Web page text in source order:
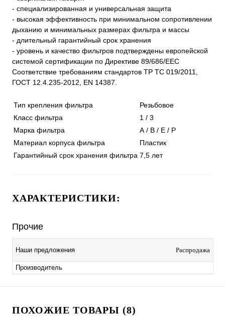
- специализированная и универсальная защита
- высокая эффективность при минимальном сопротивлении
дыханию и минимальных размерах фильтра и массы
- длительный гарантийный срок хранения
- уровень и качество фильтров подтверждены европейской
системой сертификации по Директиве 89/686/ЕЕС
Соответствие требованиям стандартов ТР ТС 019/2011,
ГОСТ 12.4.235-2012, EN 14387.
Тип крепления фильтра
Резьбовое
Класс фильтра
1 / 3
Марка фильтра
A / B / E / P
Материал корпуса фильтра
Пластик
Гарантийный срок хранения фильтра 7,5 лет
ХАРАКТЕРИСТИКИ:
Прочие
Наши предложения Распродажа
Производитель
ПОХОЖИЕ ТОВАРЫ (8)